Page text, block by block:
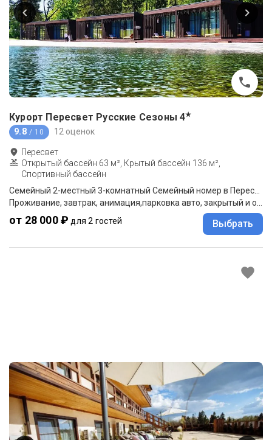
Курорт Пересвет Русские Сезоны 4★
9.8 / 10 12 оценок
Пересвет
Открытый бассейн 63 м², Крытый бассейн 136 м²,
Спортивный бассейн
от 28 000 ₽ для 2 гостей Выбрать